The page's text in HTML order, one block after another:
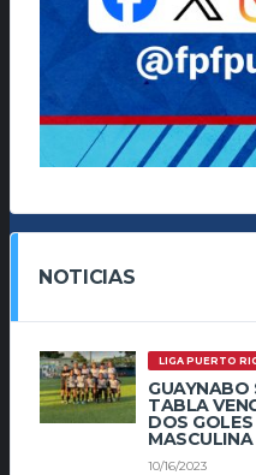
NOTICIAS
LIGA PUERTO
GUAYNABO
TABLA
DOS
MASCULINA
10/16/2023